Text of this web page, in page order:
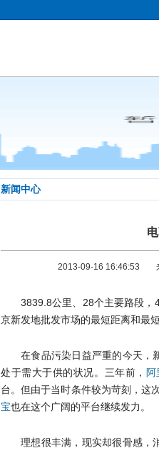
新闻中心
2013-09-16 16:46:53
3839.8公里、28个主要路段，
京新发地批发市场的最短距离和最
在食品污染日益严重的今天，
处于需大于供的状况。三年前，
台。但由于当时条件较为苛刻，这
宝也在这个广阔的平台继续发力。
理想很丰满，现实却很骨感，